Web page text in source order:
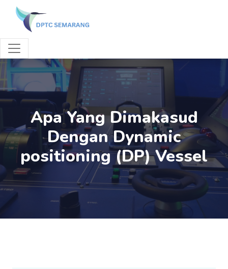
Apa Yang Dimakasud
Dengan Dynamic
positioning (DP) Vessel